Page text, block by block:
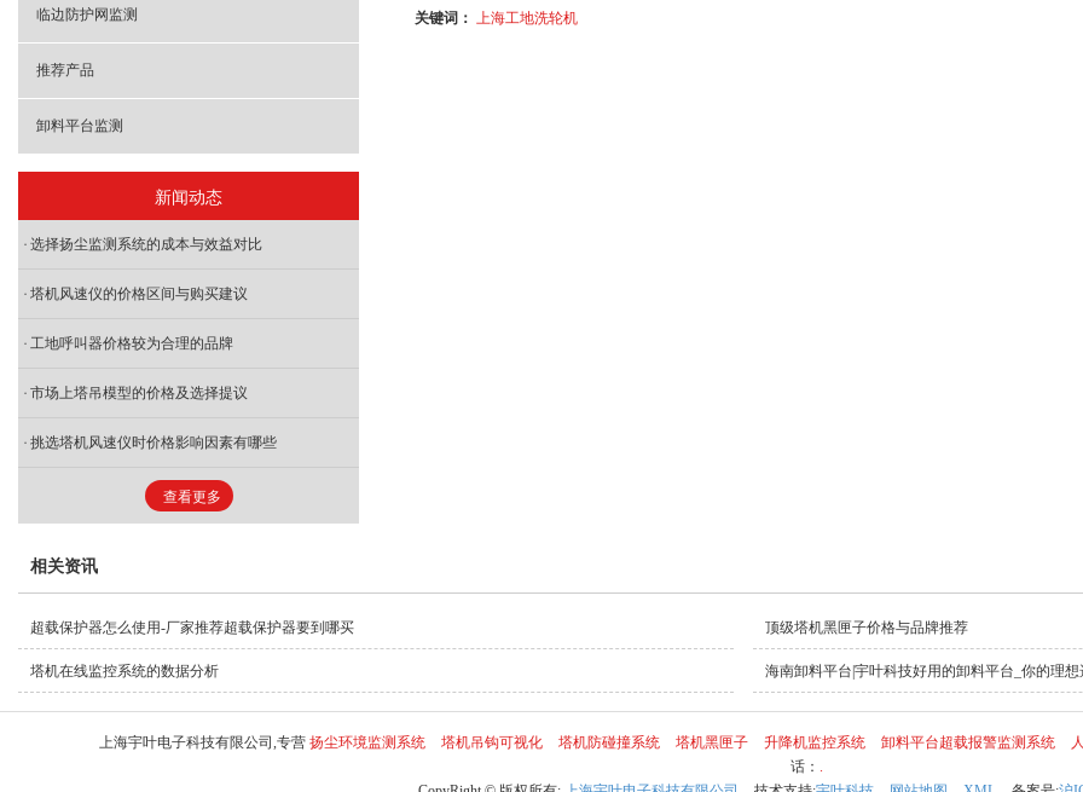
关键词： 上海工地洗轮机
临边防护网监测
推荐产品
卸料平台监测
新闻动态
选择扬尘监测系统的成本与效益对比
塔机风速仪的价格区间与购买建议
工地呼叫器价格较为合理的品牌
市场上塔吊模型的价格及选择提议
挑选塔机风速仪时价格影响因素有哪些
查看更多
相关资讯
超载保护器怎么使用-厂家推荐超载保护器要到哪买 顶级塔机黑匣子价格与品牌推荐
塔机在线监控系统的数据分析 海南卸料平台|宇叶科技好用的卸料平台_你的理想
上海宇叶电子科技有限公司,专营 扬尘环境监测系统 塔机吊钩可视化 塔机防碰撞系统 塔机黑匣子 升降机监控系统 卸料平台超载报警监测系统
话： .